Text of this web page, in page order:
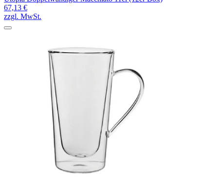
67,13 €
zzgl. MwSt.